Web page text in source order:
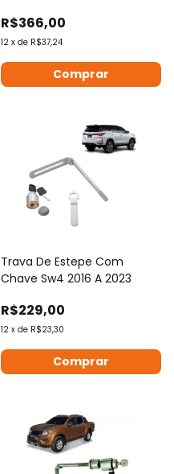
R$366,00
12 x de R$37,24
Trava De Estepe Com
Chave Sw4 2016 A 2023
R$229,00
12 x de R$23,30